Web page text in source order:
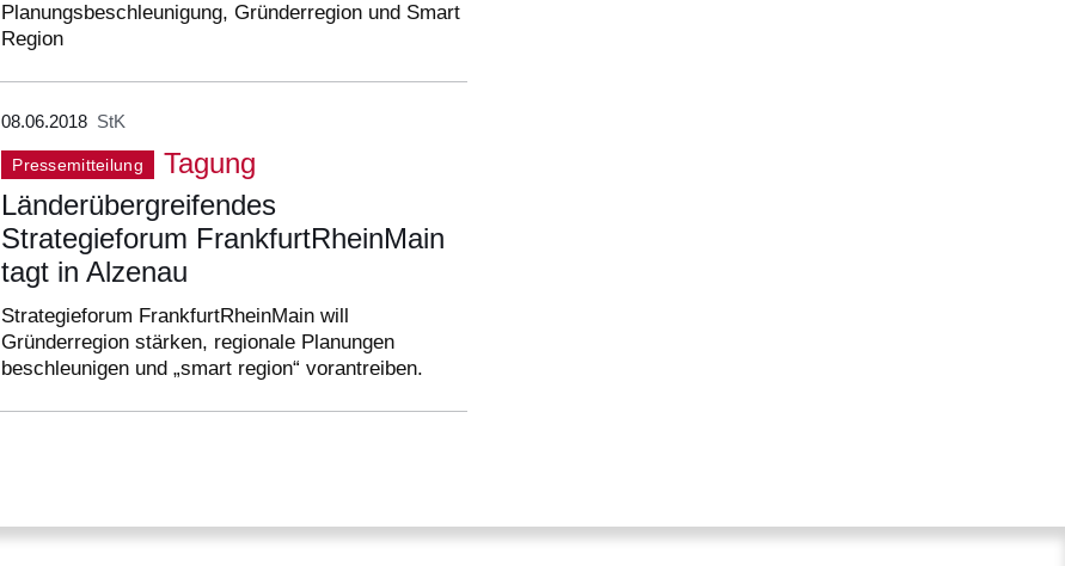
Planungsbeschleunigung, Gründerregion und Smart
Region
08.06.2018 StK
Pressemitteilung
Tagung
Länderübergreifendes
Strategieforum FrankfurtRheinMain
tagt in Alzenau
Strategieforum FrankfurtRheinMain will
Gründerregion stärken, regionale Planungen
beschleunigen und „smart region“ vorantreiben.